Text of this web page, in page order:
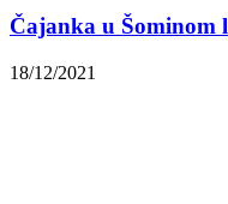
Čajanka u Šominom
18/12/2021